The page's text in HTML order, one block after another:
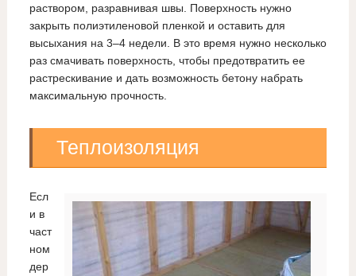
раствором, разравнивая швы. Поверхность нужно
закрыть полиэтиленовой пленкой и оставить для
высыхания на 3–4 недели. В это время нужно несколько
раз смачивать поверхность, чтобы предотвратить ее
растрескивание и дать возможность бетону набрать
максимальную прочность.
Теплоизоляция
Есл
и в
част
ном
дер